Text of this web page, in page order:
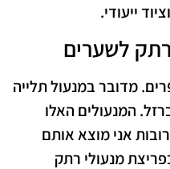
ייעודי.
רתק לשערים
מדובר במנעול תלייה
המנעולים האלו
אני מוצא אותם
מנעולי רתק